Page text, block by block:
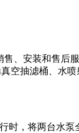
、安装和售后
空抽滤桶、水
，将两台水